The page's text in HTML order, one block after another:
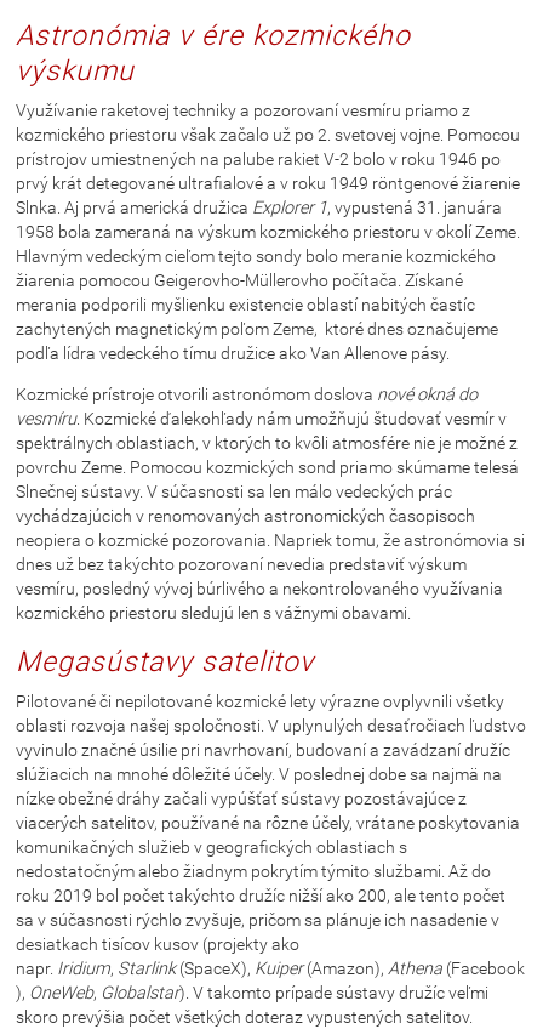
Astronómia v ére kozmického
výskumu
Využívanie raketovej techniky a pozorovaní vesmíru priamo z
kozmického priestoru však začalo už po 2. svetovej vojne. Pomocou
prístrojov umiestnených na palube rakiet V-2 bolo v roku 1946 po
prvý krát detegované ultrafialové a v roku 1949 röntgenové žiarenie
Slnka. Aj prvá americká družica Explorer 1, vypustená 31. januára
1958 bola zameraná na výskum kozmického priestoru v okolí Zeme.
Hlavným vedeckým cieľom tejto sondy bolo meranie kozmického
žiarenia pomocou Geigerovho-Müllerovho počítača. Získané
merania podporili myšlienku existencie oblastí nabitých častíc
zachytených magnetickým poľom Zeme, ktoré dnes označujeme
podľa lídra vedeckého tímu družice ako Van Allenove pásy.
Kozmické prístroje otvorili astronómom doslova nové okná do
vesmíru. Kozmické ďalekohľady nám umožňujú študovať vesmír v
spektrálnych oblastiach, v ktorých to kvôli atmosfére nie je možné z
povrchu Zeme. Pomocou kozmických sond priamo skúmame telesá
Slnečnej sústavy. V súčasnosti sa len málo vedeckých prác
vychádzajúcich v renomovaných astronomických časopisoch
neopiera o kozmické pozorovania. Napriek tomu, že astronómovia si
dnes už bez takýchto pozorovaní nevedia predstaviť výskum
vesmíru, posledný vývoj búrlivého a nekontrolovaného využívania
kozmického priestoru sledujú len s vážnymi obavami.
Megasústavy satelitov
Pilotované či nepilotované kozmické lety výrazne ovplyvnili všetky
oblasti rozvoja našej spoločnosti. V uplynulých desaťročiach ľudstvo
vyvinulo značné úsilie pri navrhovaní, budovaní a zavádzaní družíc
slúžiacich na mnohé dôležité účely. V poslednej dobe sa najmä na
nízke obežné dráhy začali vypúšťať sústavy pozostávajúce z
viacerých satelitov, používané na rôzne účely, vrátane poskytovania
komunikačných služieb v geografických oblastiach s
nedostatočným alebo žiadnym pokrytím týmito službami. Až do
roku 2019 bol počet takýchto družíc nižší ako 200, ale tento počet
sa v súčasnosti rýchlo zvyšuje, pričom sa plánuje ich nasadenie v
desiatkach tisícov kusov (projekty ako
napr. Iridium, Starlink(SpaceX), Kuiper(Amazon),Athena (Facebook
), OneWeb, Globalstar). V takomto prípade sústavy družíc veľmi
skoro prevýšia počet všetkých doteraz vypustených satelitov.